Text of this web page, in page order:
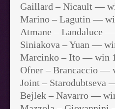
Gaillard – Nicault —
Marino – Lagutin —
Atmane – Landaluce
Siniakova – Yuan —
Marcinko – Ito — win
Ofner – Brancaccio —
Joint – Starodubtseva
Bejlek – Navarro —